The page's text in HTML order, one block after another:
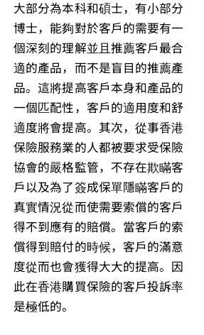
大部分為本科和碩士，有小部分
博士，能夠對於客戶的需要有一
個深刻的理解並且推薦客戶最合
適的產品，而不是盲目的推薦產
品。這將提高客戶本身和產品的
一個匹配性，客戶的適用度和舒
適度將會提高。其次，從事香港
保險服務業的人都被要求受保險
協會的嚴格監管，不存在欺瞞客
戶以及為了簽成保單隱瞞客戶的
真實情況從而使需要索償的客戶
得不到應有的賠償。當客戶的索
償得到賠付的時候，客戶的滿意
度從而也會獲得大大的提高。因
此在香港購買保險的客戶投訴率
是極低的。